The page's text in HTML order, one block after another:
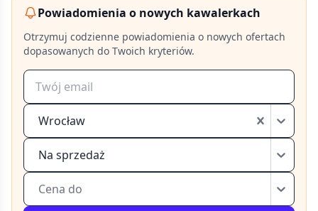
Powiadomienia o nowych kawalerkach
Otrzymuj codzienne powiadomienia o nowych ofertach
dopasowanych do Twoich kryteriów.
Wrocław
Na sprzedaż
Cena do